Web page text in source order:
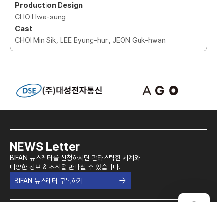
Production Design
CHO Hwa-sung
Cast
CHOI Min Sik, LEE Byung-hun, JEON Guk-hwan
NEWS Letter
BIFAN 뉴스레터를 신청하시면 판타스틱한 세계와
다양한 정보 & 소식을 만나실 수 있습니다.
BIFAN 뉴스레터 구독하기